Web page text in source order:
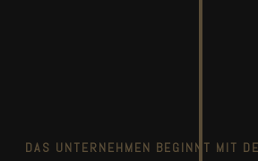
DAS UNTERNEHMEN BEGINNT MIT